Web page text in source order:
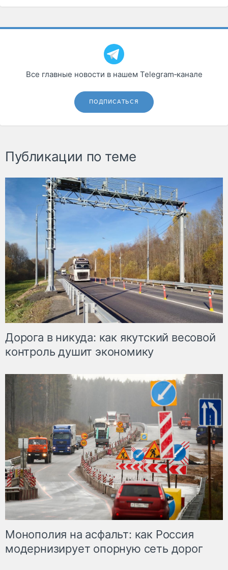
Все главные новости в нашем Telegram‑канале
ПОДПИСАТЬСЯ
Публикации по теме
Дорога в никуда: как якутский весовой
контроль душит экономику
Монополия на асфальт: как Россия
модернизирует опорную сеть дорог